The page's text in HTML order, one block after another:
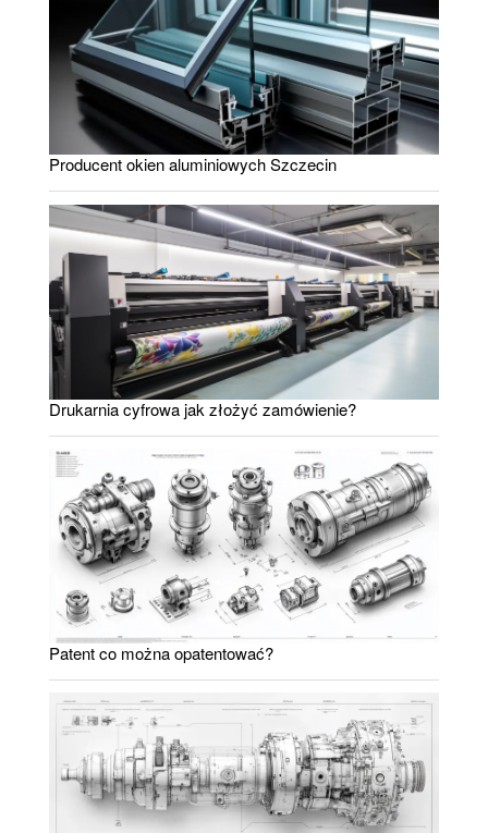
Producent okien aluminiowych Szczecin
Drukarnia cyfrowa jak złożyć zamówienie?
Patent co można opatentować?